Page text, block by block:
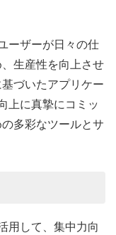
ーザーが日々の仕
生産性を向上させ
づいたアプリケー
上に真摯にコミッ
多彩なツールとサ
用して、集中力向